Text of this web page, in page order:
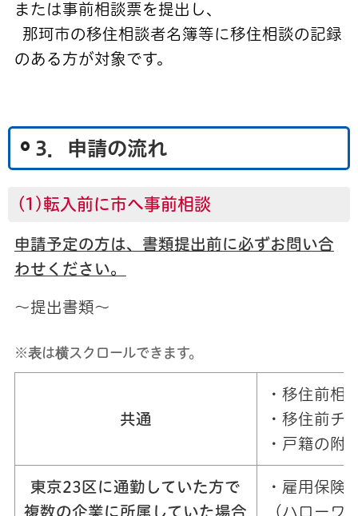
または事前相談票を提出し、
那珂市の移住相談者名簿等に移住相談の記録
のある方が対象です。
3．申請の流れ
(1)転入前に市へ事前相談
申請予定の方は、書類提出前に必ずお問い合
わせください。
～提出書類～
※表は横スクロールできます。
共通
・移住前相
・移住前チ
・戸籍の附
東京23区に通勤していた方で
複数の企業に所属していた場合
・雇用保険
（ハローワ